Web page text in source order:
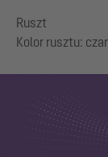
Ruszt